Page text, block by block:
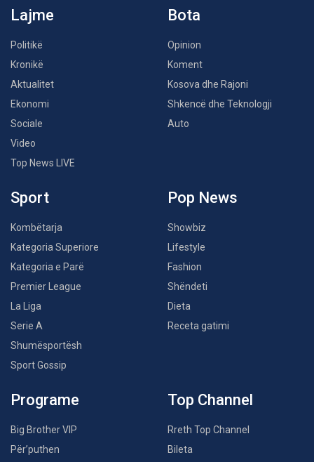
Lajme
Politikë
Kronikë
Aktualitet
Ekonomi
Sociale
Video
Top News LIVE
Bota
Opinion
Koment
Kosova dhe Rajoni
Shkencë dhe Teknologji
Auto
Sport
Kombëtarja
Kategoria Superiore
Kategoria e Parë
Premier League
La Liga
Serie A
Shumësportësh
Sport Gossip
Pop News
Showbiz
Lifestyle
Fashion
Shëndeti
Dieta
Receta gatimi
Programe
Big Brother VIP
Për’puthen
Top Channel
Rreth Top Channel
Bileta